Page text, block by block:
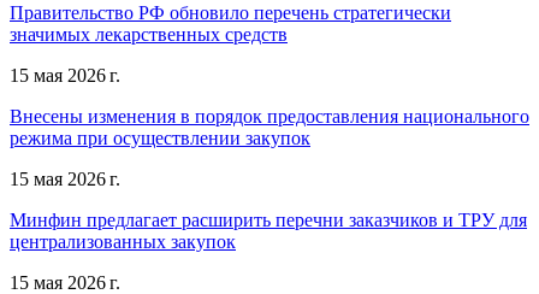
Правительство РФ обновило перечень стратегически
значимых лекарственных средств
15 мая 2026 г.
Внесены изменения в порядок предоставления национального
режима при осуществлении закупок
15 мая 2026 г.
Минфин предлагает расширить перечни заказчиков и ТРУ для
централизованных закупок
15 мая 2026 г.